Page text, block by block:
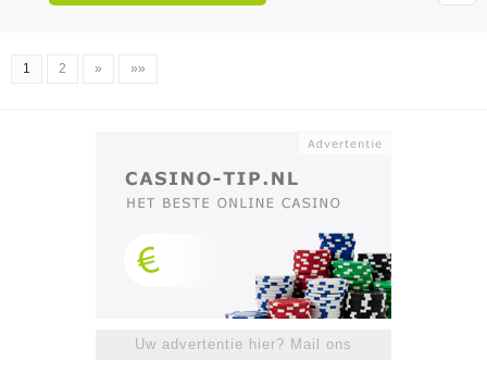
1 2 » »»
Uw advertentie hier? Mail ons